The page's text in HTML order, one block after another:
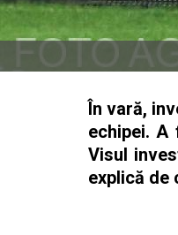
În vară,
echipei. A
Visul
explică de